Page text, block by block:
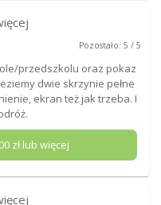
Pozostało: 5 / 5
przedszkolu oraz pokaz
dwie skrzynie pełne
ekran też jak trzeba. I
zł lub więcej